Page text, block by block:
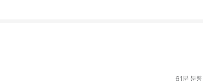
61분 분량